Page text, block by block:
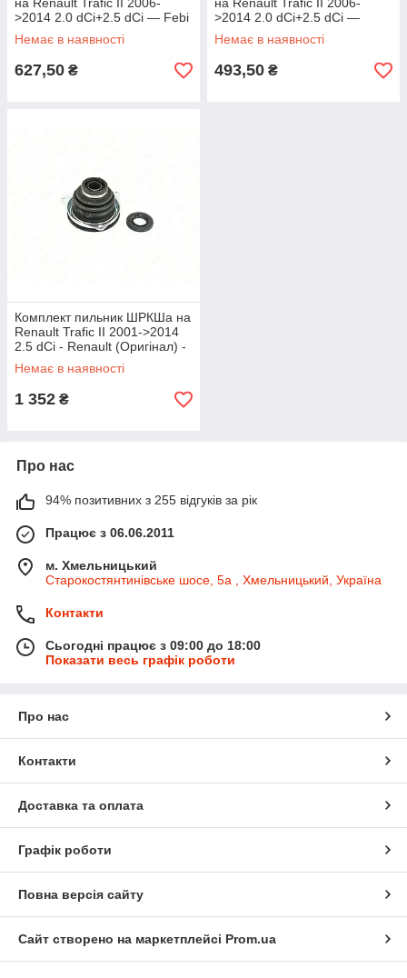
>2014 2.0 dCi+2.5 dCi — Febi
- FE100216
Немає в наявності
627,50 ₴
>2014 2.0 dCi+2.5 dCi —
AutoTechteile - 5010115
Немає в наявності
493,50 ₴
Комплект пильник ШРКШа на
Renault Trafic II 2001->2014
2.5 dCi - Renault (Оригінал) -
7701470566
Немає в наявності
1 352 ₴
Про нас
94% позитивних з 255 відгуків за рік
Працює з 06.06.2011
м. Хмельницький
Старокостянтинівське шосе, 5а , Хмельницький, Україна
Контакти
Сьогодні працює з 09:00 до 18:00
Показати весь графік роботи
Про нас
Контакти
Доставка та оплата
Графік роботи
Повна версія сайту
Сайт створено на маркетплейсі Prom.ua